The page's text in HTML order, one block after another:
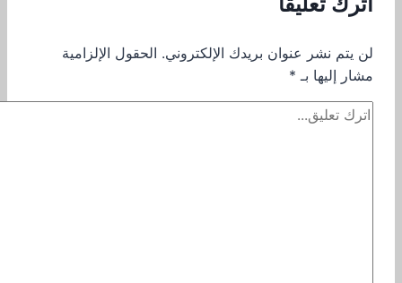
لن يتم نشر عنوان بريدك الإلكتروني. الحقول الإلزامية
مشار إليها بـ *